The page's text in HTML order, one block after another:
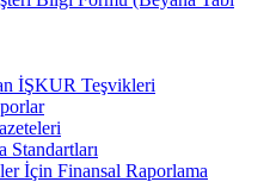
İŞKUR Teşvikleri
Standartları
İçin Finansal Raporlama